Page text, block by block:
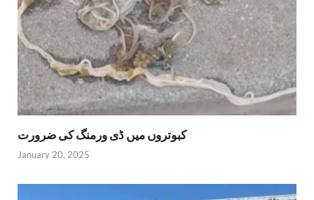
کبوتروں میں ڈی ورمنگ کی ضرورت
January 20, 2025